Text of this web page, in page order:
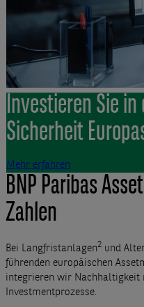
Investieren Sie
Sicherheit
Mehr erfahren
BNP Paribas
Zahlen
Bei Langfristanlagen2 und
führenden europäischen
integrieren wir Nachhaltigkeit
Investmentprozesse.